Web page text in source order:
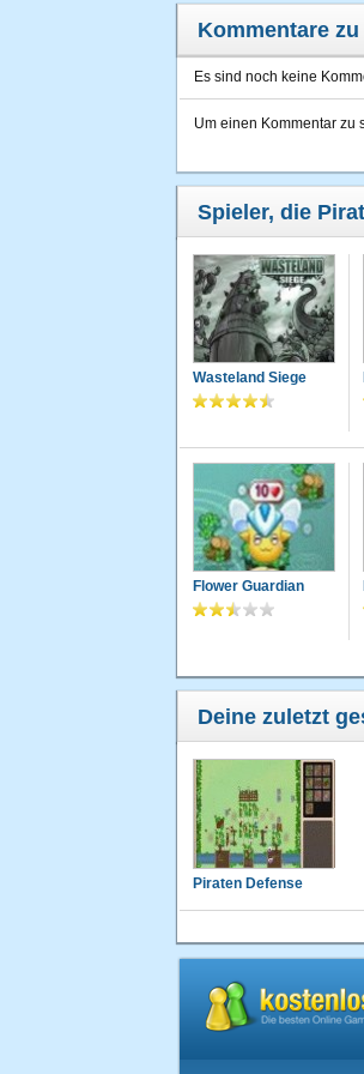
Kommentare
Es sind noch keine
Um einen Kommentar zu
Spieler, die
Wasteland Siege
Flower Guardian
Deine zuletzt
Piraten Defense